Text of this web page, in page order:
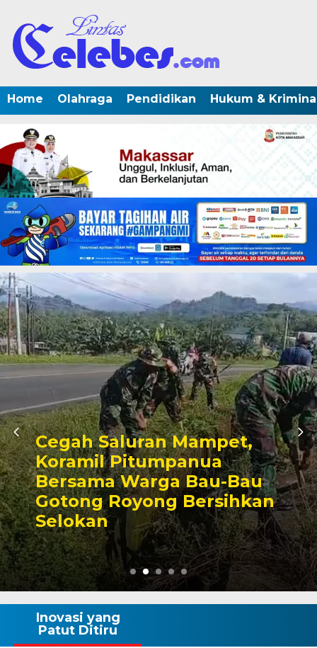
Home Olahraga Pendidikan Hukum &
Wajo Tuan Rumah HUT
23 PPAD, Bupati
Pemerintah Butuh
Lintas Sektor
Inovasi yang
Patut Ditiru